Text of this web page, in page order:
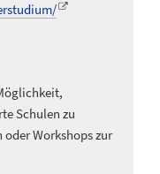
Schulen zu
Workshops zur